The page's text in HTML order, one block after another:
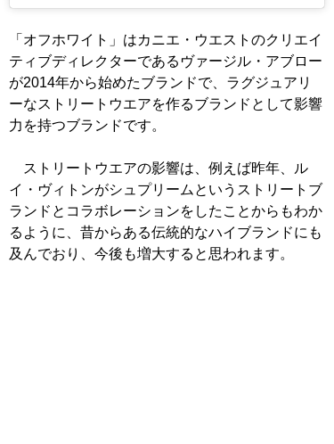
「オフホワイト」はカニエ・ウエストのクリエイ
ティブディレクターであるヴァージル・アブロー
が2014年から始めたブランドで、ラグジュアリ
ーなストリートウエアを作るブランドとして影響
力を持つブランドです。
ストリートウエアの影響は、例えば昨年、ル
イ・ヴィトンがシュプリームというストリートブ
ランドとコラボレーションをしたことからもわか
るように、昔からある伝統的なハイブランドにも
及んでおり、今後も増大すると思われます。